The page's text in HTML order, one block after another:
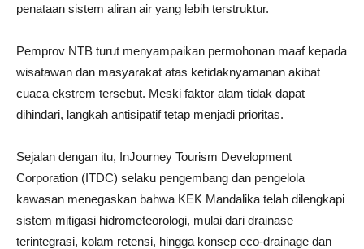
penataan sistem aliran air yang lebih terstruktur.
Pemprov NTB turut menyampaikan permohonan maaf kepada
wisatawan dan masyarakat atas ketidaknyamanan akibat
cuaca ekstrem tersebut. Meski faktor alam tidak dapat
dihindari, langkah antisipatif tetap menjadi prioritas.
Sejalan dengan itu, InJourney Tourism Development
Corporation (ITDC) selaku pengembang dan pengelola
kawasan menegaskan bahwa KEK Mandalika telah dilengkapi
sistem mitigasi hidrometeorologi, mulai dari drainase
terintegrasi, kolam retensi, hingga konsep eco-drainage dan